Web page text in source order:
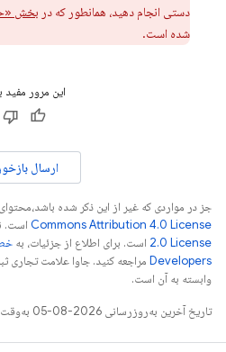
دستی انجام دهید، همانطور که در بخش
شده است.
این مرور مفید
ارسال
جز در مواردی که غیر از این ذکر شده
Commons Attribution 4.0 License است.
2.0 License است. برای اطلاع از جزئیات، به
Developers‏
وابسته به آن است.
تاریخ آخرین به‌روزرسانی 2026-08-05 به‌وقت ساعت هماهنگ جهانی.